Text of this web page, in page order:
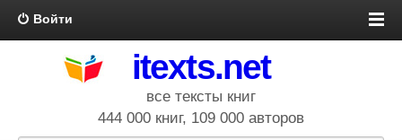
Войти
itexts.net
все тексты книг
444 000 книг, 109 000 авторов